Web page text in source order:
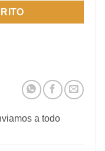
a todo